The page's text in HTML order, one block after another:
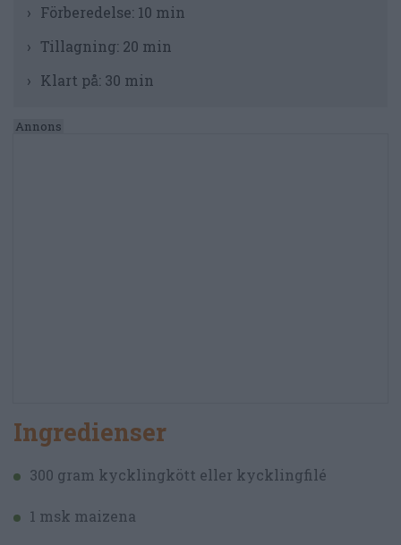
Förberedelse: 10 min
Tillagning: 20 min
Klart på: 30 min
Ingredienser
300 gram kycklingkött eller kycklingfilé
1 msk maizena